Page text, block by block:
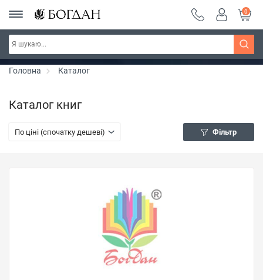
РОЗПРОДАЖ ~ 150 грн ~ 200 грн ~ 250 грн ~
300 грн ~ РОЗПРОДАЖ
Дізнатись більше
0
Головна Каталог
Каталог книг
По ціні (спочатку дешеві) Фільтр